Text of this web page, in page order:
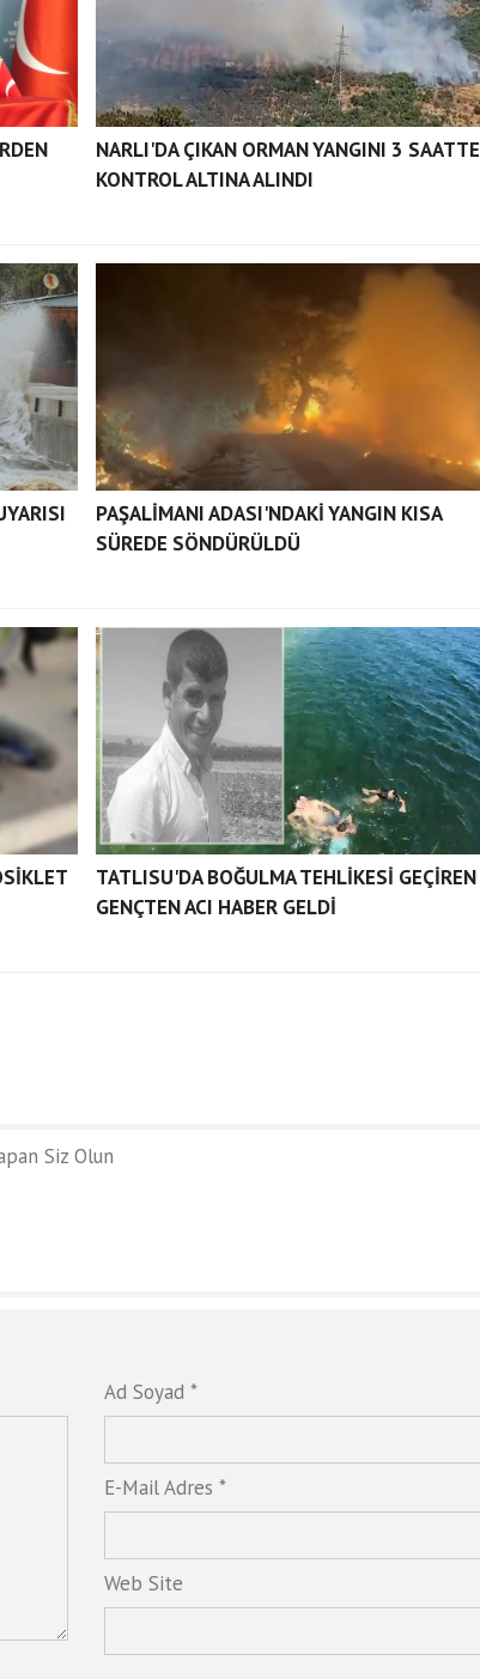
NARLI'DA ÇIKAN ORMAN YANGINI 3 SAATTE
KONTROL ALTINA ALINDI
PAŞALİMANI ADASI'NDAKİ YANGIN KISA
SÜREDE SÖNDÜRÜLDÜ
TATLISU'DA BOĞULMA TEHLİKESİ GEÇİREN
GENÇTEN ACI HABER GELDİ
Siz Olun
Ad Soyad *
E-Mail Adres *
Web Site